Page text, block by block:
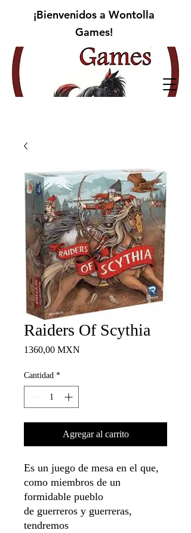
¡Bienvenidos a Wontolla
Games!
Raiders Of Scythia
1360,00 MXN
Cantidad *
Agregar al carrito
Es un juego de mesa en el que,
como miembros de un
formidable pueblo
de guerreros y guerreras,
tendremos